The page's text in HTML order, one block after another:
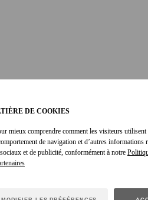
DE COOKIES
mieux comprendre comment les visiteurs
de navigation et d’autres
et de publicité, conformément à notre